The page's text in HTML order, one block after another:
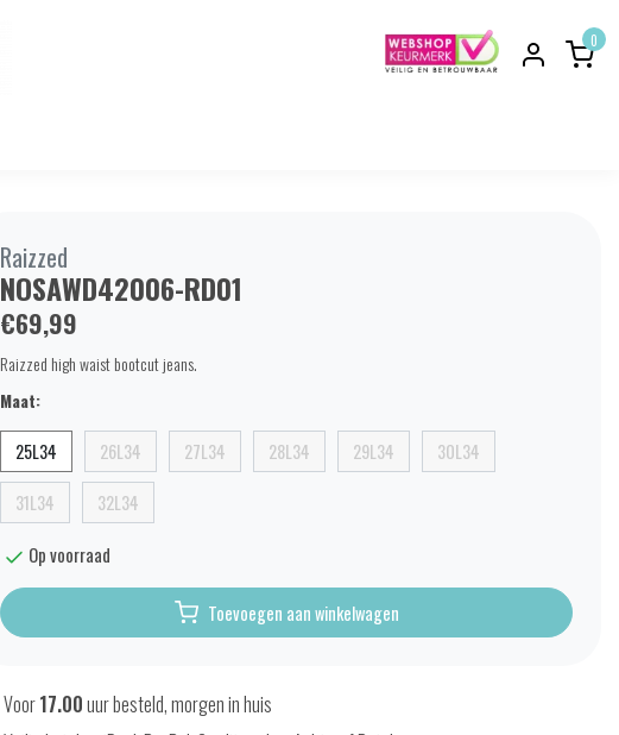
0
Raizzed
NOSAWD42006-RD01
€69,99
Raizzed high waist bootcut jeans.
Maat:
25L34 26L34 27L34 28L34 29L34 30L34
31L34 32L34
Op voorraad
Toevoegen aan winkelwagen
Voor17.00uur besteld, morgen in huis